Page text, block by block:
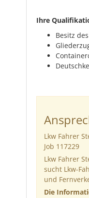
Ihre
Besitz
Lkw Fahrer
Job 117229
Lkw Fahrer
sucht Lkw-
und
Die